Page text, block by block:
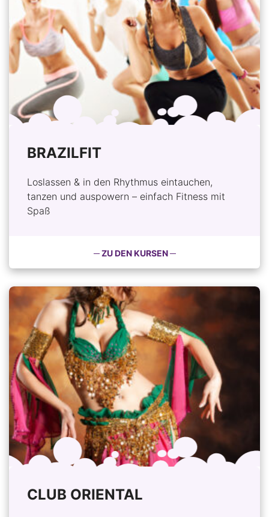
BRAZILFIT
Loslassen & in den Rhythmus eintauchen,
tanzen und auspowern – einfach Fitness mit
Spaß
─ ZU DEN KURSEN ─
CLUB ORIENTAL